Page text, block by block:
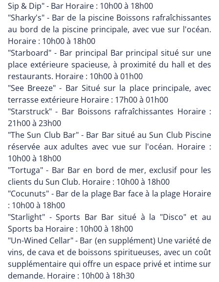
Sip & Dip" - Bar Horaire : 10h00 à 18h00
"Sharky's" - Bar de la piscine Boissons rafraîchissantes
au bord de la piscine principale, avec vue sur l'océan.
Horaire : 10h00 à 18h00
"Starboard" - Bar principal Bar principal situé sur une
place extérieure spacieuse, à proximité du hall et des
restaurants. Horaire : 10h00 à 01h00
"See Breeze" - Bar Situé sur la place principale, avec
terrasse extérieure Horaire : 17h00 à 01h00
"Starstruck" - Bar Boissons rafraîchissantes Horaire :
21h00 à 23h00
"The Sun Club Bar" - Bar Bar situé au Sun Club Piscine
réservée aux adultes avec vue sur l'océan. Horaire :
10h00 à 18h00
"Tortuga" - Bar Bar en bord de mer, exclusif pour les
clients du Sun Club. Horaire : 10h00 à 18h00
"Cocunuts" - Bar de la plage Bar face à la plage Horaire
: 10h00 à 18h00
"Starlight" - Sports Bar Bar situé à la "Disco" et au
Sports ba Horaire : 10h00 à 18h00
"Un-Wined Cellar" - Bar (en supplément) Une variété de
vins, de cava et de boissons spiritueuses, avec un coût
supplémentaire qui offre un espace privé et intime sur
demande. Horaire : 10h00 à 18h30